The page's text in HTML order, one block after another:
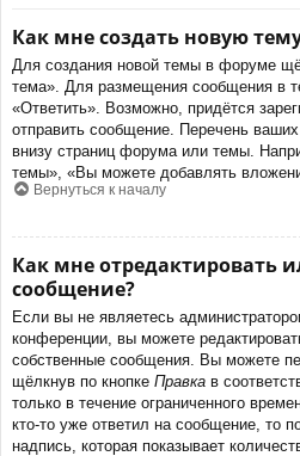
Как мне создать новую
Для создания новой темы в форуме
тема». Для размещения сообщения в
«Ответить». Возможно, придётся
отправить сообщение. Перечень
внизу страниц форума или темы.
темы», «Вы можете добавлять
Вернуться к началу
Как мне отредактировать
сообщение?
Если вы не являетесь
конференции, вы можете
собственные сообщения. Вы можете
щёлкнув по кнопке Правка в
только в течение ограниченного
кто-то уже ответил на сообщение, то
надпись, которая показывает